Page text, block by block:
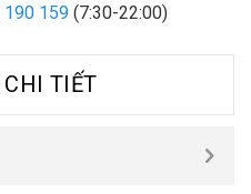
159 (7:30-22:00)